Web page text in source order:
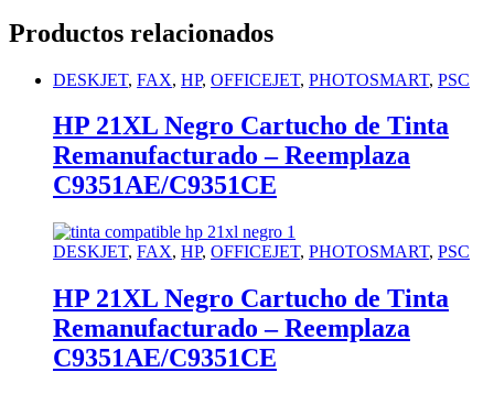
Productos relacionados
DESKJET, FAX, HP, OFFICEJET, PHOTOSMART, PSC
HP 21XL Negro Cartucho de Tinta
Remanufacturado – Reemplaza
C9351AE/C9351CE
DESKJET, FAX, HP, OFFICEJET, PHOTOSMART, PSC
HP 21XL Negro Cartucho de Tinta
Remanufacturado – Reemplaza
C9351AE/C9351CE